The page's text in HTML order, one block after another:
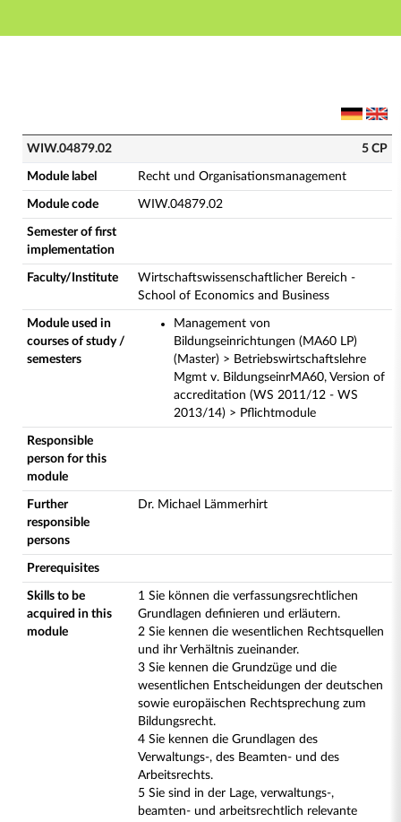
Main navigation
WIW.04879.02 - Recht und
WIW.04879.02 5 CP
Module label Recht und Organisationsmanagement
Module code WIW.04879.02
Semester of first
implementation
Faculty/Institute
Wirtschaftswissenschaftlicher Bereich -
School of Economics and Business
Module used in
courses of study /
semesters
Management von
Bildungseinrichtungen (MA60 LP)
(Master) > Betriebswirtschaftslehre
Mgmt v. BildungseinrMA60, Version of
accreditation (WS 2011/12 - WS
2013/14) > Pflichtmodule
Responsible
person for this
module
Further
responsible
persons
Dr. Michael Lämmerhirt
Prerequisites
Skills to be
acquired in this
module
1 Sie können die verfassungsrechtlichen
Grundlagen definieren und erläutern.
2 Sie kennen die wesentlichen Rechtsquellen
und ihr Verhältnis zueinander.
3 Sie kennen die Grundzüge und die
wesentlichen Entscheidungen der deutschen
sowie europäischen Rechtsprechung zum
Bildungsrecht.
4 Sie kennen die Grundlagen des
Verwaltungs-, des Beamten- und des
Arbeitsrechts.
5 Sie sind in der Lage, verwaltungs-,
beamten- und arbeitsrechtlich relevante